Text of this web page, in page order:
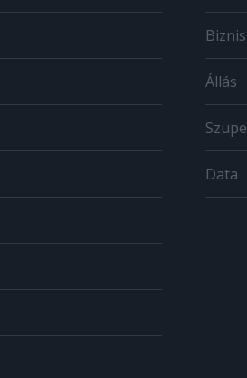
Állás
Data